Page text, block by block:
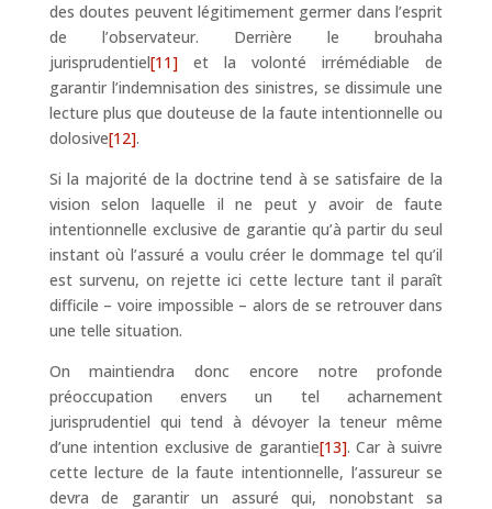
des doutes peuvent légitimement germer dans l’esprit
de l’observateur. Derrière le brouhaha
jurisprudentiel[11]et la volonté irrémédiable de
garantir l’indemnisation des sinistres, se dissimule une
lecture plus que douteuse de la faute intentionnelle ou
dolosive[12].
Si la majorité de la doctrine tend à se satisfaire de la
vision selon laquelle il ne peut y avoir de faute
intentionnelle exclusive de garantie qu’à partir du seul
instant où l’assuré a voulu créer le dommage tel qu’il
est survenu, on rejette ici cette lecture tant il paraît
difficile – voire impossible – alors de se retrouver dans
une telle situation.
On maintiendra donc encore notre profonde
préoccupation envers un tel acharnement
jurisprudentiel qui tend à dévoyer la teneur même
d’une intention exclusive de garantie[13]. Car à suivre
cette lecture de la faute intentionnelle, l’assureur se
devra de garantir un assuré qui, nonobstant sa